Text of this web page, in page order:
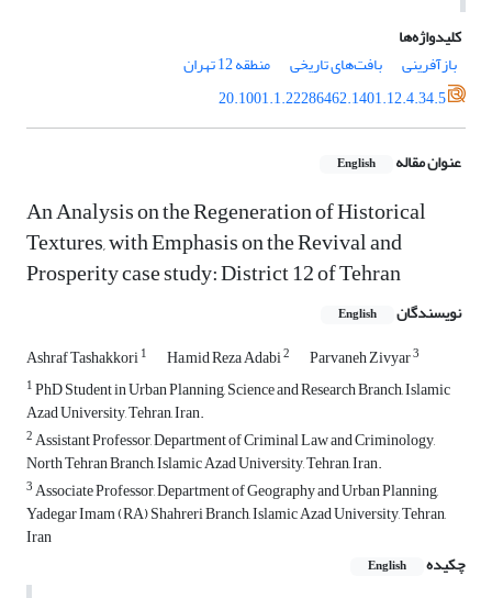
کلیدواژه‌ها
بازآفرینی
بافت‌های تاریخی
منطقه 12 تهران
20.1001.1.22286462.1401.12.4.34.5
عنوان مقاله English
An Analysis on the Regeneration of Historical
Textures, with Emphasis on the Revival and
Prosperity case study: District 12 of Tehran
نویسندگان English
Ashraf Tashakkori1 Ha,mid Reza Adabi2 Parvaneh Zivyar3
1PhD Student in Urban Planning, Science and Research Branch, Islamic
Azad University, Tehran, Iran.
2Assistant Professor, Department of Criminal Law and Criminology,
North Tehran Branch, Islamic Azad University, Tehran, Iran.
3Associate Professor, Department of Geography and Urban Planning,
Yadegar Imam (RA) Shahreri Branch, Islamic Azad University, Tehran,
Iran
چکیده
English